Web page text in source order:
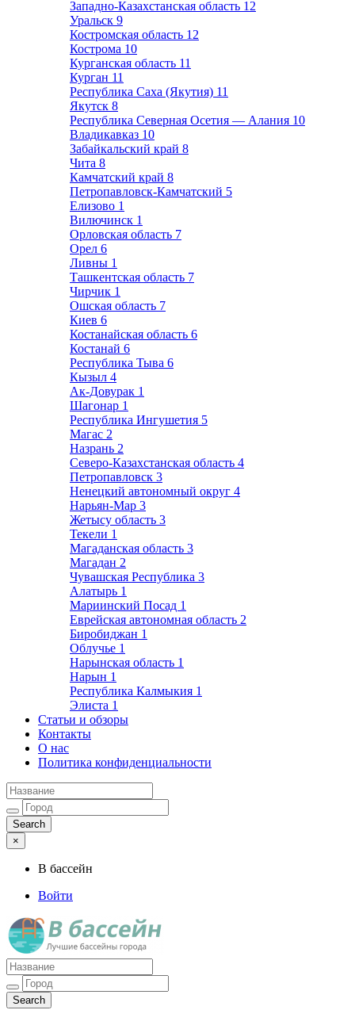
Западно-Казахстанская область 12
Уральск 9
Костромская область 12
Кострома 10
Курганская область 11
Курган 11
Республика Саха (Якутия) 11
Якутск 8
Республика Северная Осетия — Алания 10
Владикавказ 10
Забайкальский край 8
Чита 8
Камчатский край 8
Петропавловск-Камчатский 5
Елизово 1
Вилючинск 1
Орловская область 7
Орел 6
Ливны 1
Ташкентская область 7
Чирчик 1
Ошская область 7
Киев 6
Костанайская область 6
Костанай 6
Республика Тыва 6
Кызыл 4
Ак-Довурак 1
Шагонар 1
Республика Ингушетия 5
Магас 2
Назрань 2
Северо-Казахстанская область 4
Петропавловск 3
Ненецкий автономный округ 4
Нарьян-Мар 3
Жетысу область 3
Текели 1
Магаданская область 3
Магадан 2
Чувашская Республика 3
Алатырь 1
Мариинский Посад 1
Еврейская автономная область 2
Биробиджан 1
Облучье 1
Нарынская область 1
Нарын 1
Республика Калмыкия 1
Элиста 1
Статьи и обзоры
Контакты
О нас
Политика конфиденциальности
×
В бассейн
Войти
Лучшие бассейны города